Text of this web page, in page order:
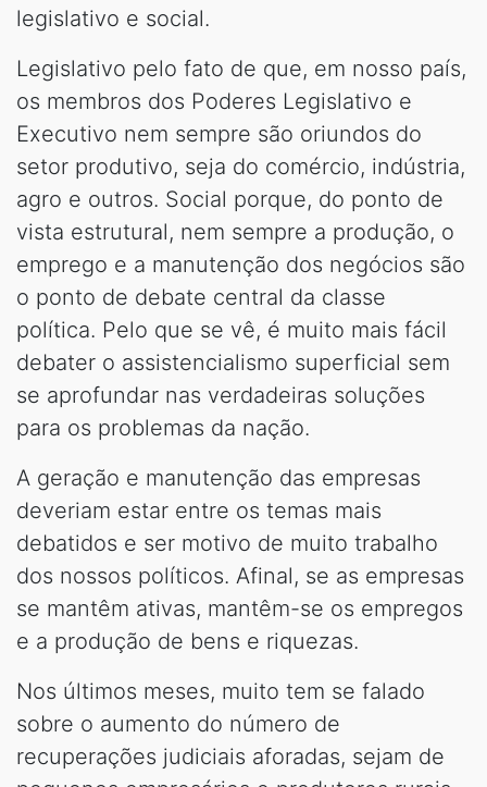
legislativo e social.
Legislativo pelo fato de que, em nosso país,
os membros dos Poderes Legislativo e
Executivo nem sempre são oriundos do
setor produtivo, seja do comércio, indústria,
agro e outros. Social porque, do ponto de
vista estrutural, nem sempre a produção, o
emprego e a manutenção dos negócios são
o ponto de debate central da classe
política. Pelo que se vê, é muito mais fácil
debater o assistencialismo superficial sem
se aprofundar nas verdadeiras soluções
para os problemas da nação.
A geração e manutenção das empresas
deveriam estar entre os temas mais
debatidos e ser motivo de muito trabalho
dos nossos políticos. Afinal, se as empresas
se mantêm ativas, mantêm-se os empregos
e a produção de bens e riquezas.
Nos últimos meses, muito tem se falado
sobre o aumento do número de
recuperações judiciais aforadas, sejam de